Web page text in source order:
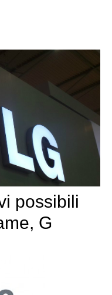
possibili
G